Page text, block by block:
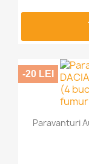
Paravanturi
-20 LEI